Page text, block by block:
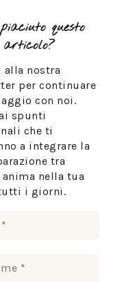
questo
articolo?
nostra
per continuare
con noi.
spunti
che ti
a integrare la
tra
anima nella tua
i giorni.